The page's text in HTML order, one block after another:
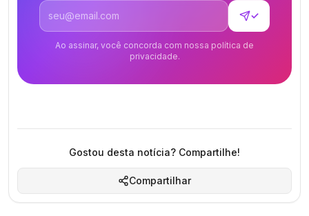
Endereço de email
✓
Ao assinar, você concorda com nossa política de
privacidade.
Gostou desta notícia? Compartilhe!
Compartilhar